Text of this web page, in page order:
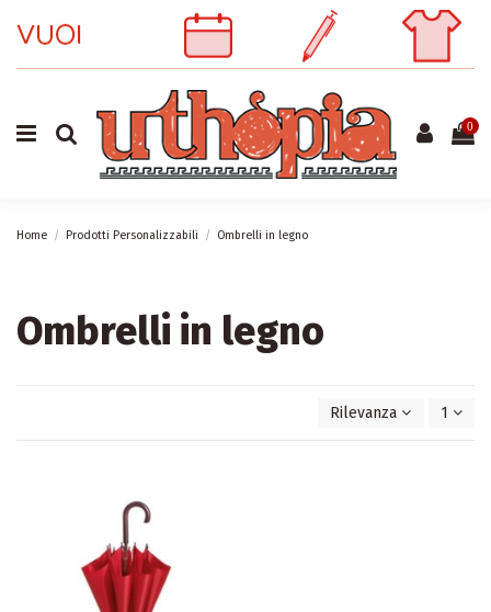
0
Home Prodotti Personalizzabili Ombrelli in legno
Ombrelli in legno
Rilevanza 1